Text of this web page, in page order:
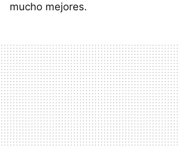
mucho mejores.